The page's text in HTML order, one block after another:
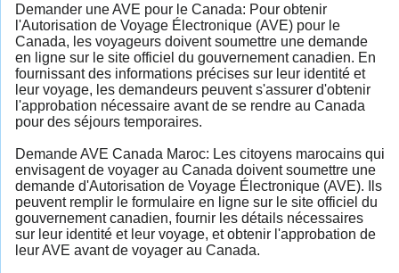
Demander une AVE pour le Canada: Pour obtenir
l'Autorisation de Voyage Électronique (AVE) pour le
Canada, les voyageurs doivent soumettre une demande
en ligne sur le site officiel du gouvernement canadien. En
fournissant des informations précises sur leur identité et
leur voyage, les demandeurs peuvent s'assurer d'obtenir
l'approbation nécessaire avant de se rendre au Canada
pour des séjours temporaires.
Demande AVE Canada Maroc: Les citoyens marocains qui
envisagent de voyager au Canada doivent soumettre une
demande d'Autorisation de Voyage Électronique (AVE). Ils
peuvent remplir le formulaire en ligne sur le site officiel du
gouvernement canadien, fournir les détails nécessaires
sur leur identité et leur voyage, et obtenir l'approbation de
leur AVE avant de voyager au Canada.